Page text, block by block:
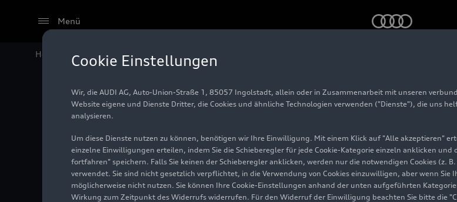
Menü
Home Audi Media Center Fotos
Auto Union Lucca
Foto 06.05.2026 Ingolstadt
Cookie Einstellungen
Wir, die AUDI AG, Auto-Union-Straße 1, 85057 Ingolstadt, allein oder in Zusammenarbeit mit unseren
Website eigene und Dienste Dritter, die Cookies und ähnliche Technologien verwenden ("Dienste"), die uns
analysieren.
Um diese Dienste nutzen zu können, benötigen wir Ihre Einwilligung. Mit einem Klick auf "Alle akzeptieren"
einzelne Einwilligungen erteilen, indem Sie die Schieberegler für jede Cookie-Kategorie einzeln anklicken
fortfahren" speichern. Falls Sie keinen der Schieberegler anklicken, werden nur die notwendigen Cookies (z.
verwendet. Sie sind nicht gesetzlich verpflichtet, in die Verwendung von Cookies einzuwilligen, aber wenn
möglicherweise nicht nutzen. Sie können Ihre Cookie-Einstellungen anhand der unten aufgeführten
Wirkung zum Zeitpunkt des Widerrufs widerrufen. Für den Widerruf der Einwilligung beachten Sie bitte die